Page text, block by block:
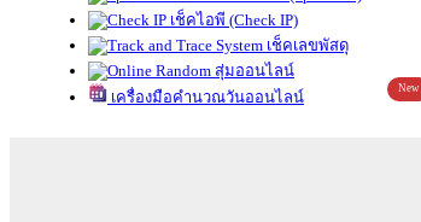
เช็คไอพี (Check IP)
เช็คเลขพัสดุ
สุ่มออนไลน์
เครื่องมือคำนวณวันออนไลน์
New